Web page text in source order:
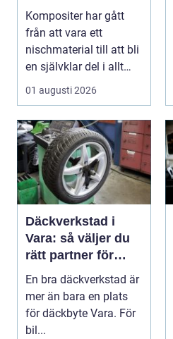
högpresterande
produkt
Kompositer har gått
från att vara ett
nischmaterial till att bli
en självklar del i allt
från vindkr...
01 augusti 2026
Däckverkstad i
Vara: så väljer du
rätt partner för
säker körning året
runt
En bra däckverkstad är
mer än bara en plats
för däckbyte Vara. För
bil...